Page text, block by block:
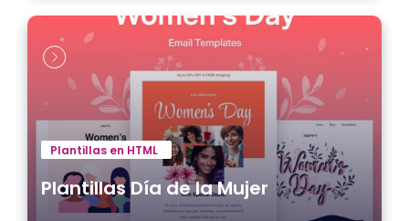
Plantillas en HTML
Plantillas Día de la Mujer